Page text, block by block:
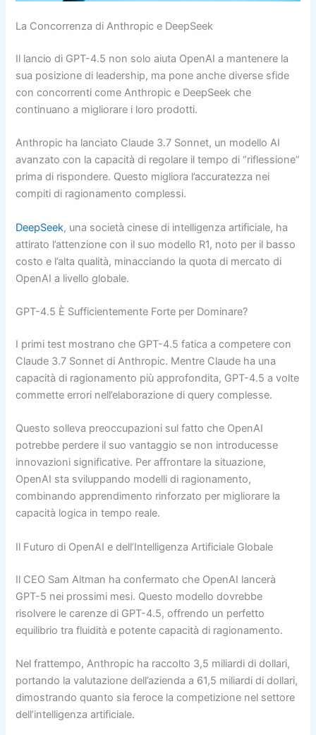
La Concorrenza di Anthropic e DeepSeek
Il lancio di GPT-4.5 non solo aiuta OpenAI a mantenere la
sua posizione di leadership, ma pone anche diverse sfide
con concorrenti come Anthropic e DeepSeek che
continuano a migliorare i loro prodotti.
Anthropic ha lanciato Claude 3.7 Sonnet, un modello AI
avanzato con la capacità di regolare il tempo di “riflessione”
prima di rispondere. Questo migliora l’accuratezza nei
compiti di ragionamento complessi.
DeepSeek, una società cinese di intelligenza artificiale, ha
attirato l’attenzione con il suo modello R1, noto per il basso
costo e l’alta qualità, minacciando la quota di mercato di
OpenAI a livello globale.
GPT-4.5 È Sufficientemente Forte per Dominare?
I primi test mostrano che GPT-4.5 fatica a competere con
Claude 3.7 Sonnet di Anthropic. Mentre Claude ha una
capacità di ragionamento più approfondita, GPT-4.5 a volte
commette errori nell’elaborazione di query complesse.
Questo solleva preoccupazioni sul fatto che OpenAI
potrebbe perdere il suo vantaggio se non introducesse
innovazioni significative. Per affrontare la situazione,
OpenAI sta sviluppando modelli di ragionamento,
combinando apprendimento rinforzato per migliorare la
capacità logica in tempo reale.
Il Futuro di OpenAI e dell’Intelligenza Artificiale Globale
Il CEO Sam Altman ha confermato che OpenAI lancerà
GPT-5 nei prossimi mesi. Questo modello dovrebbe
risolvere le carenze di GPT-4.5, offrendo un perfetto
equilibrio tra fluidità e potente capacità di ragionamento.
Nel frattempo, Anthropic ha raccolto 3,5 miliardi di dollari,
portando la valutazione dell’azienda a 61,5 miliardi di dollari,
dimostrando quanto sia feroce la competizione nel settore
dell’intelligenza artificiale.